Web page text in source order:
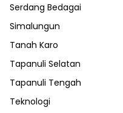
Serdang Bedagai
Simalungun
Tanah Karo
Tapanuli Selatan
Tapanuli Tengah
Teknologi